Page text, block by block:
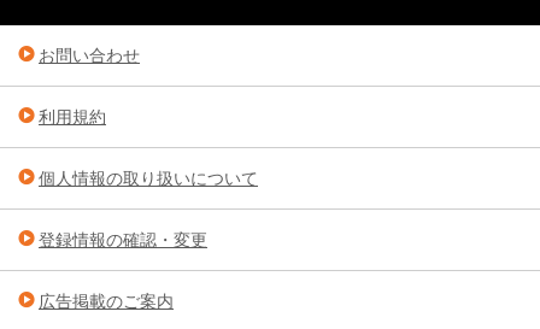
お問い合わせ
利用規約
個人情報の取り扱いについて
登録情報の確認・変更
広告掲載のご案内